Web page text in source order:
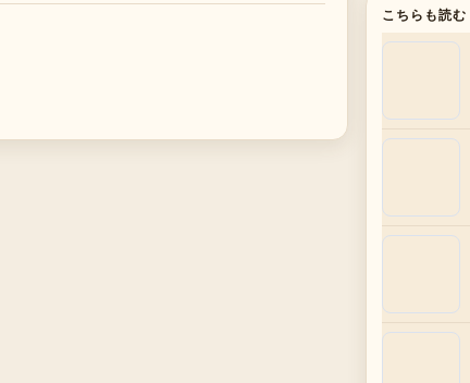
こちらも読む